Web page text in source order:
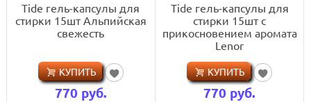
Tide гель-капсулы для
стирки 15шт Альпийская
свежесть
КУПИТЬ
770 руб.
Tide гель-капсулы для
стирки 15шт c
прикосновением аромата
Lenor
КУПИТЬ
770 руб.